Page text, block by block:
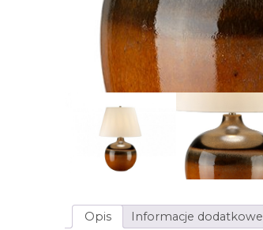
Opis Informacje dodatkowe